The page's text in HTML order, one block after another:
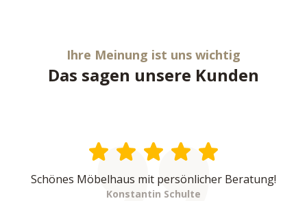
Ihre Meinung ist uns wichtig
Das sagen unsere Kunden
Schönes Möbelhaus mit persönlicher Beratung!
Konstantin Schulte